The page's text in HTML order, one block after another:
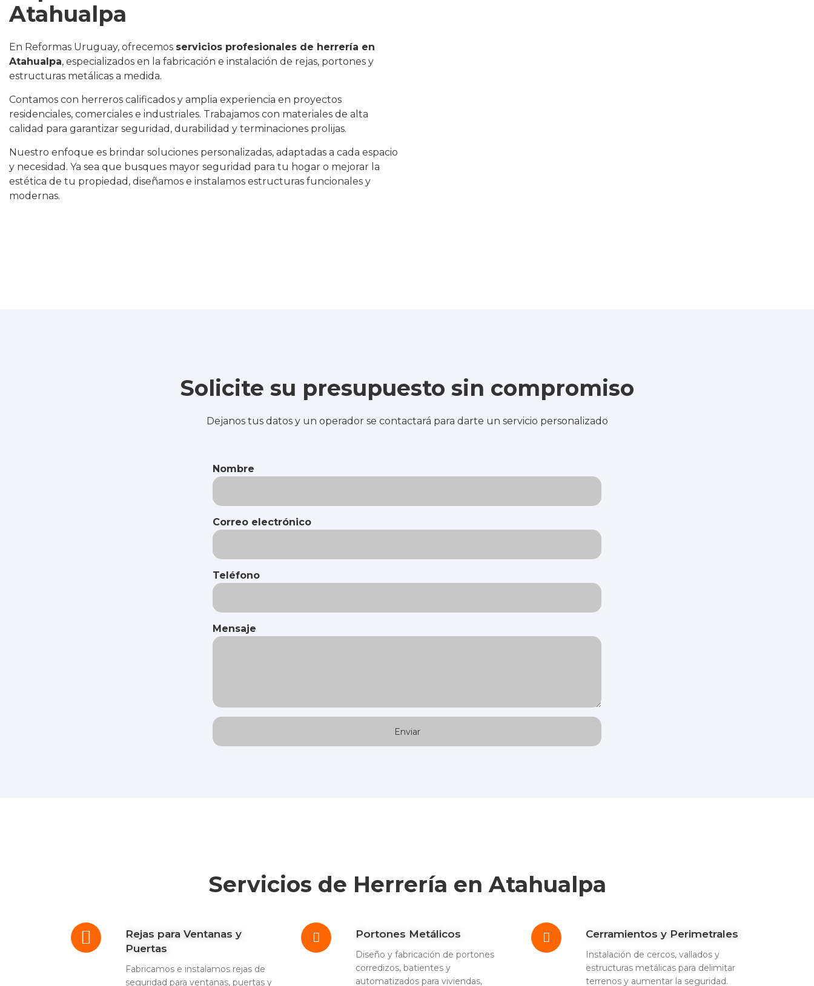
Atahualpa
En Reformas Uruguay, ofrecemos servicios profesionales de herrería en
Atahualpa, especializados en la fabricación e instalación de rejas, portones y
estructuras metálicas a medida.
Contamos con herreros calificados y amplia experiencia en proyectos
residenciales, comerciales e industriales. Trabajamos con materiales de alta
calidad para garantizar seguridad, durabilidad y terminaciones prolijas.
Nuestro enfoque es brindar soluciones personalizadas, adaptadas a cada espacio
y necesidad. Ya sea que busques mayor seguridad para tu hogar o mejorar la
estética de tu propiedad, diseñamos e instalamos estructuras funcionales y
modernas.
Solicite su presupuesto sin compromiso
Dejanos tus datos y un operador se contactará para darte un servicio personalizado
Nombre
Correo electrónico
Teléfono
Mensaje
Servicios de Herrería en Atahualpa
Rejas para Ventanas y
Puertas
Fabricamos e instalamos rejas de
seguridad para ventanas, puertas y
Portones Metálicos
Diseño y fabricación de portones
corredizos, batientes y
automatizados para viviendas,
Cerramientos y Perimetrales
Instalación de cercos, vallados y
estructuras metálicas para delimitar
terrenos y aumentar la seguridad.